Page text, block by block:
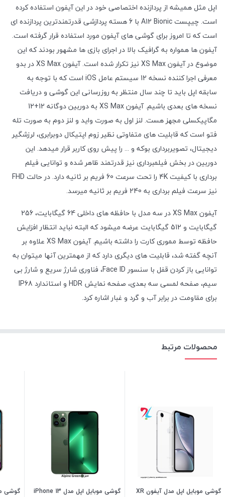
اپل مثل همیشه از پردازنده اختصاصی خود در این آیفون استفاده کرده
است. چیپست A12 Bionic با 6 هسته پردازشی قدرتمندترین پردازنده ای
است که تا امروز برای گوشی های آیفون مورد استفاده قرار گرفته است.
آیفون ها همواره به گرافیک بالا در اجرای بازی ها مشهور بودند که این
موضوع در آیفون XS Max نیز تکرار شده است. آیفون XS Max در بدو
معرفی اجرا کننده نسخه 12 سیستم عامل iOS است که با توجه به
سابقه اپل باید تا چند سال منتظر به روزرسانی این گوشی و دریافت
نسخه های بعدی باشیم. آیفون XS Max به دوربین دوگانه 12+12
مگاپیکسلی مجهز هست. لنز اول به صورت واید و لنز دوم به صورت تله
فتو است که قابلیت های متفاوتی نظیر زوم اپتیکال دوبرابری، لرزشگیر
دیجیتال، تصویربرداری بوکه و ... را پیش روی کاربر قرار میدهد. این
دوربین در بخش فیلمبرداری نیز قدرتمند ظاهر شده و توانایی فیلم
برداری با کیفیت 4K را تحت سرعت 60 فریم بر ثانیه دارد. در حالت FHD
نیز سرعت فیلم برداری به 240 فریم بر ثانیه میرسد.
آیفون XS Max در سه مدل با حافظه های داخلی 64 گیگابایت، 256
گیگابایت و 512 گیگابایت عرضه میشود که البته نباید انتظار افزایش
حافظه توسط مموری کارت را داشته باشیم. آیفون XS Max علاوه بر
آنچه گفته شد، قابلیت های دیگری دارد که از مهمترین آنها میتوان به
توانایی باز کردن قفل با سنسور Face ID، فناوری شارژ سریع و شارژ بی
سیم، صفحه لمسی سه بعدی، صفحه نمایش HDR و استاندارد IP68
برای مقاومت در برابر آب و گرد و غبار اشاره کرد.
محصولات مرتبط
گوشی موبایل اپل مدل آیفون XR
گوشی موبایل اپل مدل iPhone 13